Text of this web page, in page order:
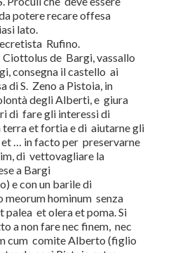
potere recare offesa
lato.
Rufino.
de Bargi, vassallo
consegna il castello ai
di S. Zeno a Pistoia, in
degli Alberti, e giura
di fare gli interessi di
et fortia e di aiutarne gli
… in facto per preservarne
di vettovagliare la
a Bargi
e con un barile di
hominum senza
palea et olera et poma. Si
a non fare nec finem, nec
cum comite Alberto (figlio